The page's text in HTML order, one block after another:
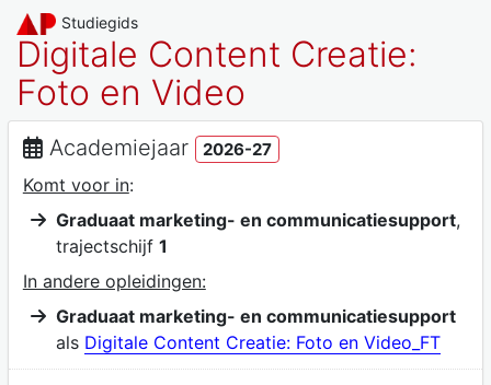
Studiegids
Digitale Content Creatie:
Foto en Video
Academiejaar 2026-27
Komt voor in:
Graduaat marketing- en communicatiesupport,
trajectschijf 1
In andere opleidingen:
Graduaat marketing- en communicatiesupport
als Digitale Content Creatie: Foto en Video_FT